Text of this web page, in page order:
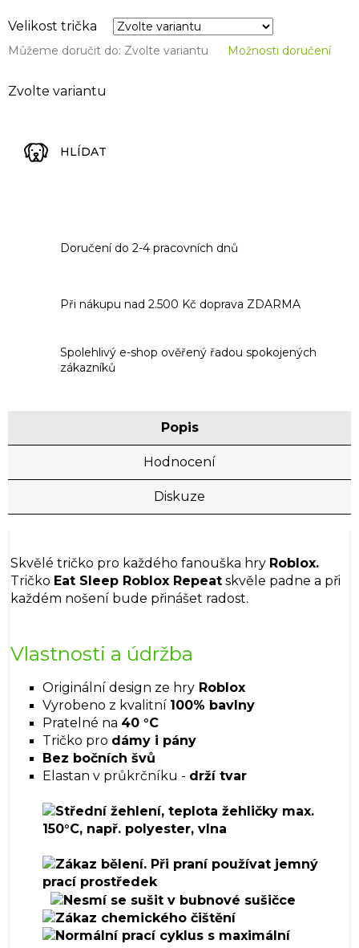
Zvolte variantu
Velikost trička
Můžeme doručit do: Zvolte variantu Možnosti doručení
HLÍDAT
Doručení do 2-4 pracovních dnů
Při nákupu nad 2.500 Kč doprava ZDARMA
Spolehlivý e-shop ověřený řadou spokojených
zákazníků
Popis
Hodnocení
Diskuze
Skvělé tričko pro každého fanouška hry Roblox.
Tričko Eat Sleep Roblox Repeat skvěle padne a při
každém nošení bude přinášet radost.
Vlastnosti a údržba
Originální design ze hry Roblox
Vyrobeno z kvalitní 100% bavlny
Pratelné na 40 °C
Tričko pro dámy i pány
Bez bočních švů
Elastan v průkrčníku - drží tvar